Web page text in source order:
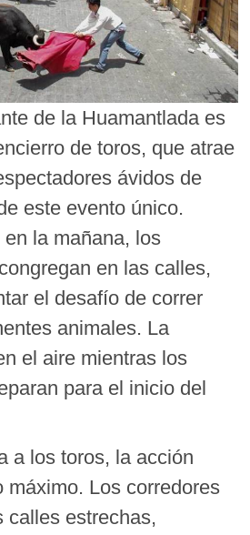
de la Huamantlada es
de toros, que atrae
ávidos de
este evento único.
la mañana, los
en las calles,
el desafío de correr
animales. La
el aire mientras los
para el inicio del
a los toros, la acción
máximo. Los corredores
calles estrechas,